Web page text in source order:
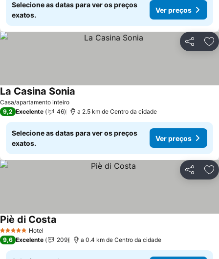
Selecione as datas para ver os preços
exatos.
Ver preços
Partilhar
Casa/apartamento inteiro
La Casina Sonia
9,2 Excelente 46 a 2.5 km de Centro da cidade
Selecione as datas para ver os preços
exatos.
Ver preços
Partilhar
5 Estrelas Hotel
Piè di Costa
9,6 Excelente 209 a 0.4 km de Centro da cidade